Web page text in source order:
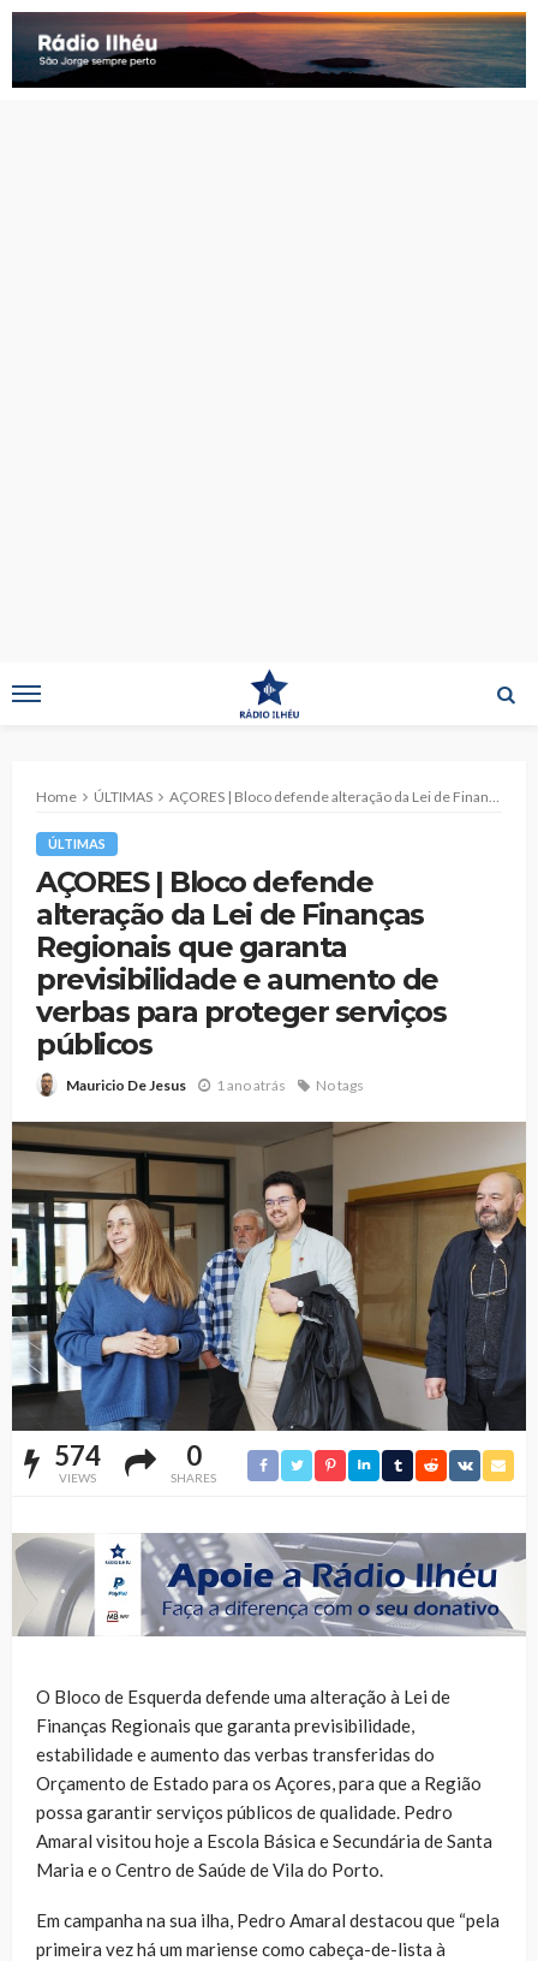
Home ÚLTIMAS AÇORES | Bloco defende alteração da Lei de Finanças Regionais que garanta previsibilidade e aumento de verbas para proteger serviços públicos
ÚLTIMAS
AÇORES | Bloco defende
alteração da Lei de Finanças
Regionais que garanta
previsibilidade e aumento de
verbas para proteger serviços
públicos
Mauricio De Jesus 1 ano atrás No tags
574
VIEWS
0
SHARES
O Bloco de Esquerda defende uma alteração à Lei de
Finanças Regionais que garanta previsibilidade,
estabilidade e aumento das verbas transferidas do
Orçamento de Estado para os Açores, para que a Região
possa garantir serviços públicos de qualidade. Pedro
Amaral visitou hoje a Escola Básica e Secundária de Santa
Maria e o Centro de Saúde de Vila do Porto.
Em campanha na sua ilha, Pedro Amaral destacou que “pela
primeira vez há um mariense como cabeça-de-lista à